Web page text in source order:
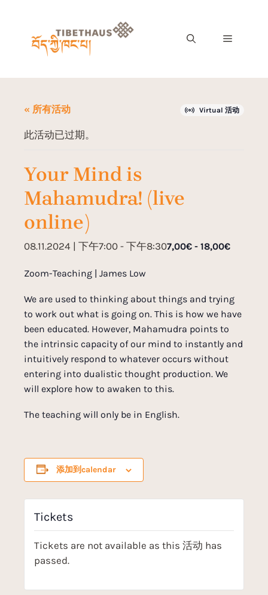
« 所有活动 Virtual 活动
此活动已过期。
Your Mind is
Mahamudra! (live
online)
08.11.2024 | 下午7:00 - 下午8:307,00€ - 18,00€
Zoom-Teaching | James Low
We are used to thinking about things and trying
to work out what is going on. This is how we have
been educated. However, Mahamudra points to
the intrinsic capacity of our mind to instantly and
intuitively respond to whatever occurs without
entering into dualistic thought production. We
will explore how to awaken to this.
The teaching will only be in English.
添加到calendar
Tickets
Tickets are not available as this 活动 has
passed.